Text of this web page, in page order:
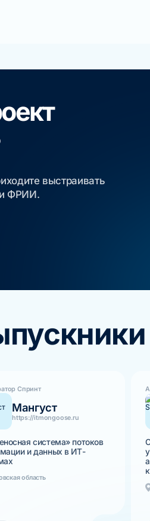
выстраивать
ФРИИ.
Спринт
Мангуст
https://itmongoose.ru
система» потоков
и данных в ИТ-
область